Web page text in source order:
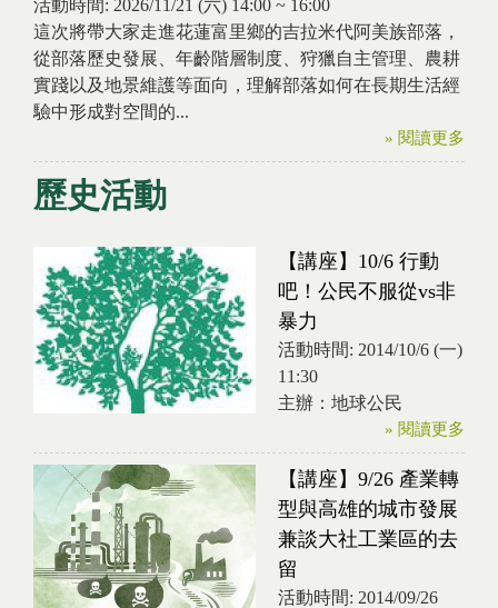
活動時間: 2026/11/21 (六) 14:00 ~ 16:00
這次將帶大家走進花蓮富里鄉的吉拉米代阿美族部落，
從部落歷史發展、年齡階層制度、狩獵自主管理、農耕
實踐以及地景維護等面向，理解部落如何在長期生活經
驗中形成對空間的...
» 閱讀更多
歷史活動
【講座】10/6 行動
吧！公民不服從vs非
暴力
活動時間: 2014/10/6 (一)
11:30
主辦：地球公民
» 閱讀更多
【講座】9/26 產業轉
型與高雄的城市發展
兼談大社工業區的去
留
活動時間: 2014/09/26